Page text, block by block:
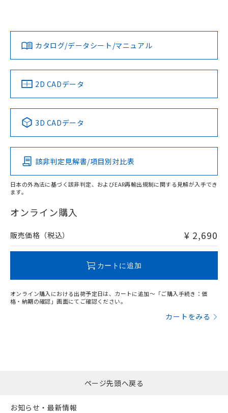
ダウンロードデータをご利用いただく前に、以下を必ずお読
みください。
ソフトウェアの使用条件
対応済み
中国 RoHS 注意事項・凡例
Pb Hg Cd Cr(VI)
O
在庫等で未対応品が混在する可能性があります。
問い合わせください。
カタログ/データシート/マニュアル
2D CADデータ
3D CADデータ
該非判定見解書/項目別対比表
日本の外為法に基づく該非判定、およびEAR再輸出規制に関する見解が入手でき
ます。
オンライン購入
販売価格（税込） ¥ 2,690
カートに追加
オンライン購入における出荷予定日は、カートに追加～「ご購入手続き：価
格・納期の確認」画面にてご確認ください。
カートをみる
ページ先頭へ戻る
お知らせ・最新情報